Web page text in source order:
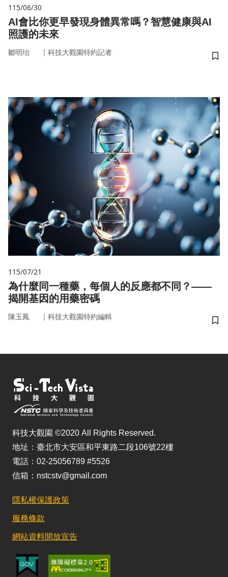
115/06/30
AI會比你更早發現身體異常嗎？智慧健康與AI
照護的未來
鄒明珆 ｜ 科技大觀園特約記者
儲
115/07/21
為什麼同一種藥，每個人的反應都不同？——
揭開基因的用藥密碼
陳玉鳳 ｜ 科技大觀園特約編輯
儲
科技大觀園 ©2020 All Rights Reserved.
地址：臺北市大安區和平東路二段106號22樓
電話：02-25056789 #5526
信箱：nstcstv@gmail.com
隱私權保護政策
服務條款
網站資料開放宣告